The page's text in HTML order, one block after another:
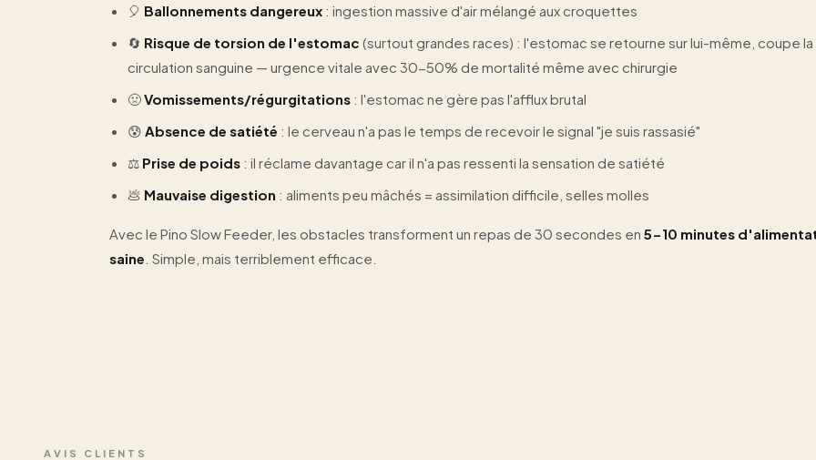
🎈 Ballonnements dangereux : ingestion massive d'air mélangé aux croquettes
🔄 Risque de torsion de l'estomac (surtout grandes races) : l'estomac se retourne sur lui-même, coupe la
circulation sanguine — urgence vitale avec 30-50% de mortalité même avec chirurgie
🤢Vomissements/régurgitations : l'estomac ne gère pas l'afflux brutal
😰 Absence de satiété : le cerveau n'a pas le temps de recevoir le signal "je suis rassasié"
⚖️ Prise de poids : il réclame davantage car il n'a pas ressenti la sensation de satiété
💩 Mauvaise digestion : aliments peu mâchés = assimilation difficile, selles molles
Avec le Pino Slow Feeder, les obstacles transforment un repas de 30 secondes en 5-10 minutes
saine . Simple, mais terriblement efficace.
AVIS CLIENTS